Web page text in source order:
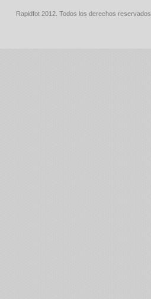
Rapidfot 2012. Todos los derechos reservados